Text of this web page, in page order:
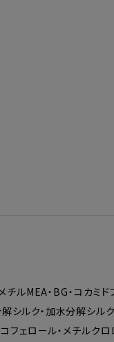
MEA・BG・コカミド
ルク・加水分解シル
ェロール・メチルク